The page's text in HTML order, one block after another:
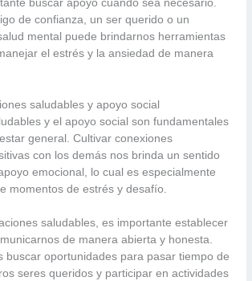
buscar apoyo cuando sea necesario.
de confianza, un ser querido o un
mental puede brindarnos herramientas
el estrés y la ansiedad de manera
saludables y apoyo social
y el apoyo social son fundamentales
general. Cultivar conexiones
con los demás nos brinda un sentido
emocional, lo cual es especialmente
momentos de estrés y desafío.
saludables, es importante establecer
de manera abierta y honesta.
buscar oportunidades para pasar tiempo de
seres queridos y participar en actividades